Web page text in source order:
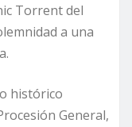
Torrent del
a una
histórico
General,